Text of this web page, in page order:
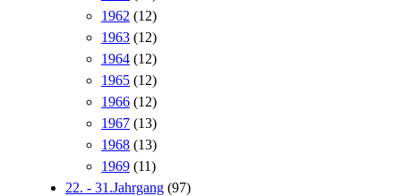
1962 (12)
1963 (12)
1964 (12)
1965 (12)
1966 (12)
1967 (13)
1968 (13)
1969 (11)
22. - 31.Jahrgang (97)